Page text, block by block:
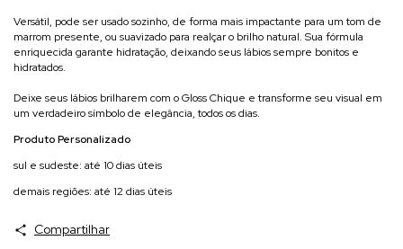
Versátil, pode ser usado sozinho, de forma mais impactante para um tom de
marrom presente, ou suavizado para realçar o brilho natural. Sua fórmula
enriquecida garante hidratação, deixando seus lábios sempre bonitos e
hidratados.
Deixe seus lábios brilharem com o Gloss Chique e transforme seu visual em
um verdadeiro símbolo de elegância, todos os dias.
Produto Personalizado
sul e sudeste: até 10 dias úteis
demais regiões: até 12 dias úteis
Compartilhar